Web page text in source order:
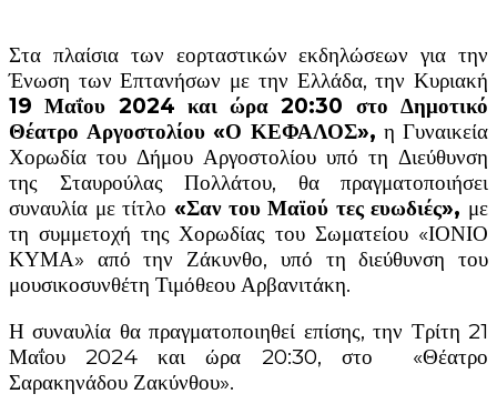
Στα πλαίσια των εορταστικών εκδηλώσεων για την
Ένωση των Επτανήσων με την Ελλάδα, την Κυριακή
19Μαΐου 2024 και ώρα 20:30 στο Δημοτικό
Θέατρο Αργοστολίου «Ο ΚΕΦΑΛΟΣ», η Γυναικεία
Χορωδία του Δήμου Αργοστολίου υπό τη Διεύθυνση
της Σταυρούλας Πολλάτου, θα πραγματοποιήσει
συναυλία με τίτλο «Σαν του Μαϊού τες ευωδιές», με
τη συμμετοχή της Χορωδίας του Σωματείου «ΙΟΝΙΟ
ΚΥΜΑ» από την Ζάκυνθο, υπό τη διεύθυνση του
μουσικοσυνθέτη Τιμόθεου Αρβανιτάκη.
Η συναυλία θα πραγματοποιηθεί επίσης, την Τρίτη 21
Μαΐου 2024 και ώρα 20:30, στο «Θέατρο
Σαρακηνάδου Ζακύνθου».